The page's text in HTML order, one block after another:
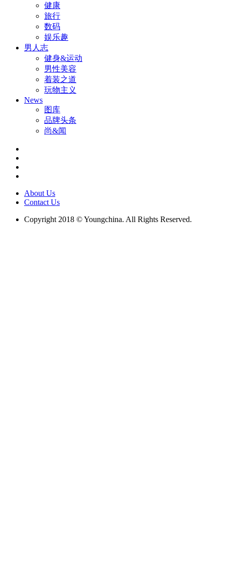
健康
旅行
数码
娱乐趣
男人志
健身&运动
男性美容
着装之道
玩物主义
News
图库
品牌头条
尚&闻
About Us
Contact Us
Copyright 2018 © Youngchina. All Rights Reserved.